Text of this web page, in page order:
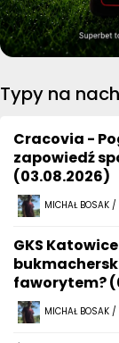
Typy na
Cracovia -
zapowiedź
(03.08.2026)
MICHAŁ BOSAK
GKS
faworytem?
MICHAŁ BOSAK